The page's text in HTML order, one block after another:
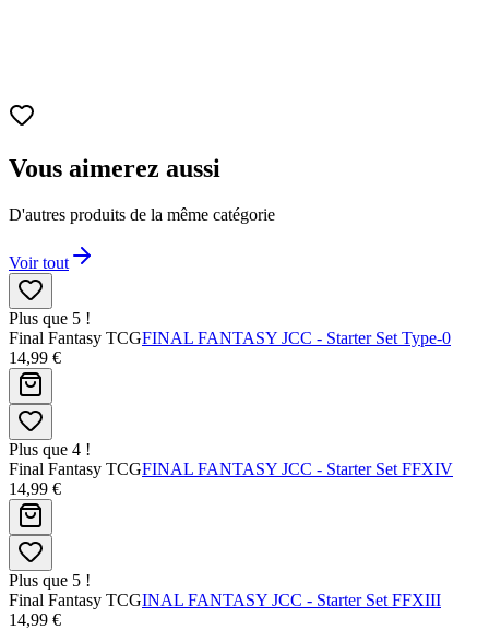
Vous aimerez aussi
D'autres produits de la même catégorie
Voir tout
Plus que 5 !
Final Fantasy TCGFINAL FANTASY JCC - Starter Set Type-0
14,99 €
Plus que 4 !
Final Fantasy TCGFINAL FANTASY JCC - Starter Set FFXIV
14,99 €
Plus que 5 !
Final Fantasy TCGINAL FANTASY JCC - Starter Set FFXIII
14,99 €